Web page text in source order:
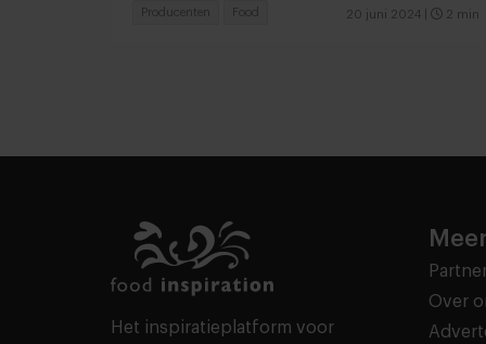
20 juni 2024 2 min
Producenten Food
Het inspiratieplatform voor
Over